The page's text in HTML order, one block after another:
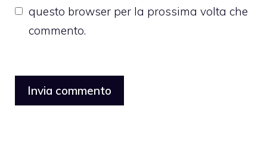
questo browser per la prossima volta che
commento.